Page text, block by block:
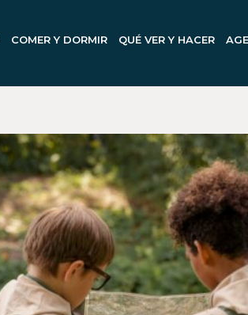
COMER Y DORMIR QUÉ VER Y HACER